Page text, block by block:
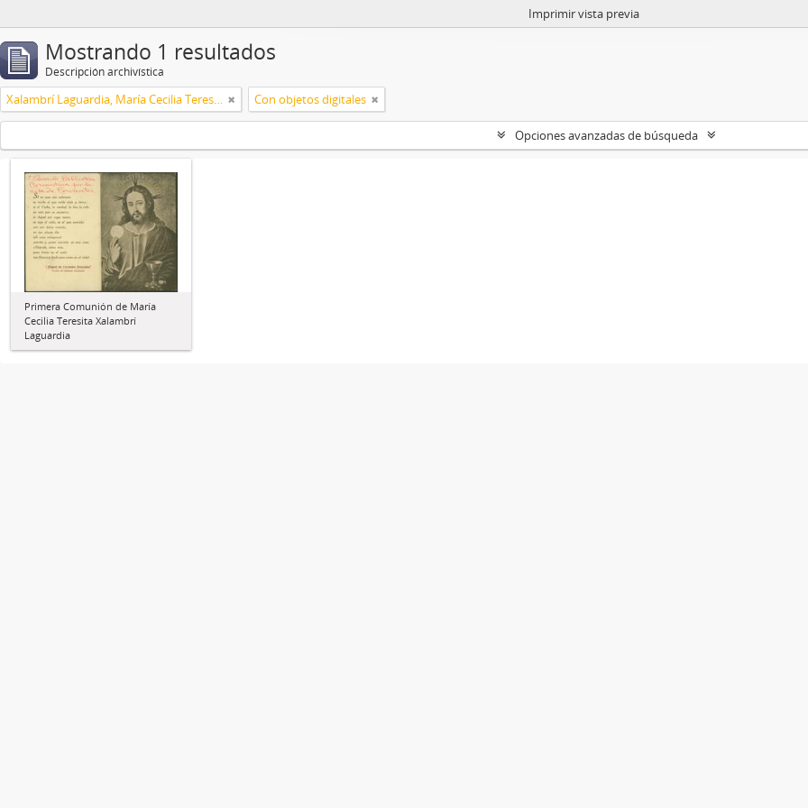
Imprimir vista previa
Mostrando 1 resultados
Descripción archivística
Xalambrí Laguardia, María Cecilia Teresita Con objetos digitales
Opciones avanzadas de búsqueda
Primera Comunión de María
Cecilia Teresita Xalambrí
Laguardia